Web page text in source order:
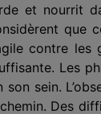
et nourrit
contre
Les
sein.
Des